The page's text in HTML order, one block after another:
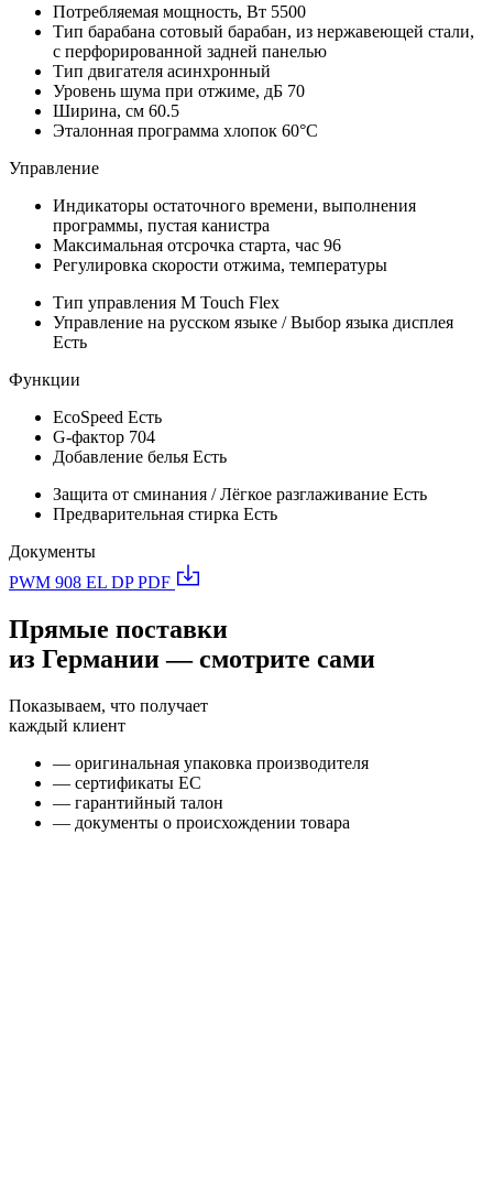
Потребляемая мощность, Вт 5500
Тип барабана сотовый барабан, из нержавеющей стали,
с перфорированной задней панелью
Тип двигателя асинхронный
Уровень шума при отжиме, дБ 70
Ширина, см 60.5
Эталонная программа хлопок 60°С
Управление
Индикаторы остаточного времени, выполнения
программы, пустая канистра
Максимальная отсрочка старта, час 96
Регулировка скорости отжима, температуры
Тип управления M Touch Flex
Управление на русском языке / Выбор языка дисплея
Есть
Функции
EcoSpeed Есть
G-фактор 704
Добавление белья Есть
Защита от сминания / Лёгкое разглаживание Есть
Предварительная стирка Есть
Документы
PWM 908 EL DP PDF
Прямые поставки
из Германии — смотрите сами
Показываем, что получает
каждый клиент
— оригинальная упаковка производителя
— сертификаты ЕС
— гарантийный талон
— документы о происхождении товара